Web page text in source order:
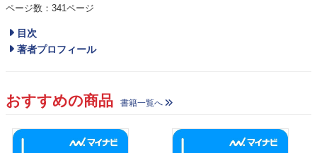
ページ数：341ページ
目次
著者プロフィール
おすすめの商品 書籍一覧へ